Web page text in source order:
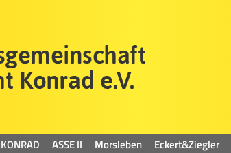
KONRAD ASSE II Morsleben Eckert&Ziegler